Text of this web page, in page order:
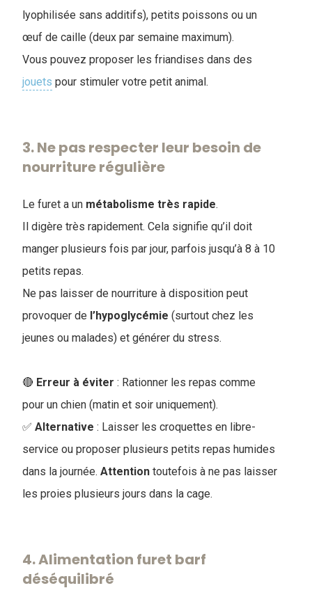
lyophilisée sans additifs), petits poissons ou un
œuf de caille (deux par semaine maximum).
Vous pouvez proposer les friandises dans des
jouets pour stimuler votre petit animal.
3. Ne pas respecter leur besoin de
nourriture régulière
Le furet a un métabolisme très rapide.
Il digère très rapidement. Cela signifie qu’il doit
manger plusieurs fois par jour, parfois jusqu’à 8 à 10
petits repas.
Ne pas laisser de nourriture à disposition peut
provoquer de l’hypoglycémie (surtout chez les
jeunes ou malades) et générer du stress.
🔴 Erreur à éviter : Rationner les repas comme
pour un chien (matin et soir uniquement).
✅ Alternative : Laisser les croquettes en libre-
service ou proposer plusieurs petits repas humides
dans la journée. Attention toutefois à ne pas laisser
les proies plusieurs jours dans la cage.
4. ​Alimentation furet barf
déséquilibré